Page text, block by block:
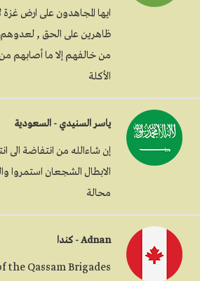
ايها المجاهدون على ارض غزة
ظاهرين على الحق ,
من خالفهم إلا ما أصابهم من
الأكلة
ياسر السنيدي - السعودية
إن شاءالله من انتفاضة الى
الابطال الشجعان استمروا
محالة
Adnan - كندا
the Qassam Brigades